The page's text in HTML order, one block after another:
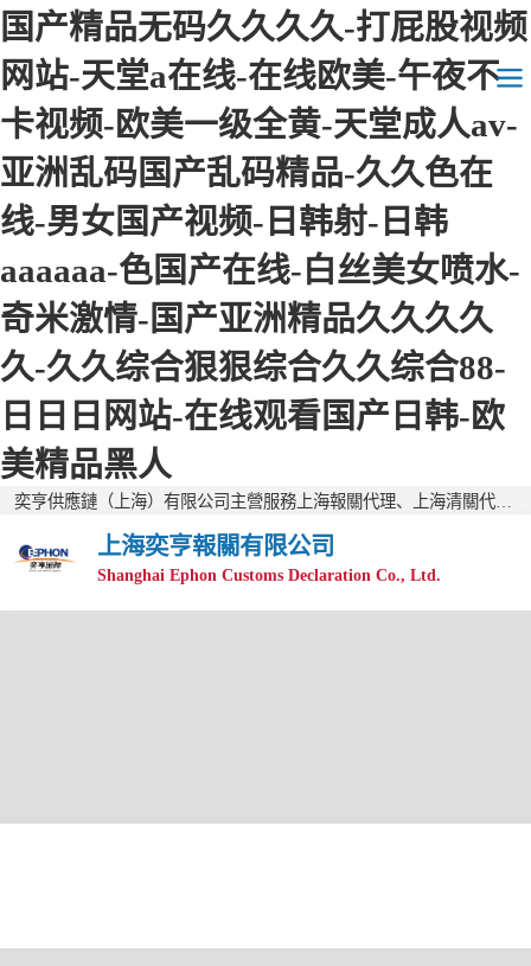
国产精品无码久久久久-打屁股视频
网站-天堂a在线-在线欧美-午夜不
卡视频-欧美一级全黄-天堂成人av-
亚洲乱码国产乱码精品-久久色在
线-男女国产视频-日韩射-日韩
aaaaaa-色国产在线-白丝美女喷水-
奇米激情-国产亚洲精品久久久久
久-久久综合狠狠综合久久综合88-
日日日网站-在线观看国产日韩-欧
美精品黑人
上海奕亨報關有限公司
Shanghai Ephon Customs Declaration Co., Ltd.
上海報關報檢
上海保稅倉儲
上海海運空運
上海外貿代理